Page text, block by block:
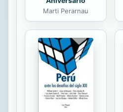
Marti Perarnau